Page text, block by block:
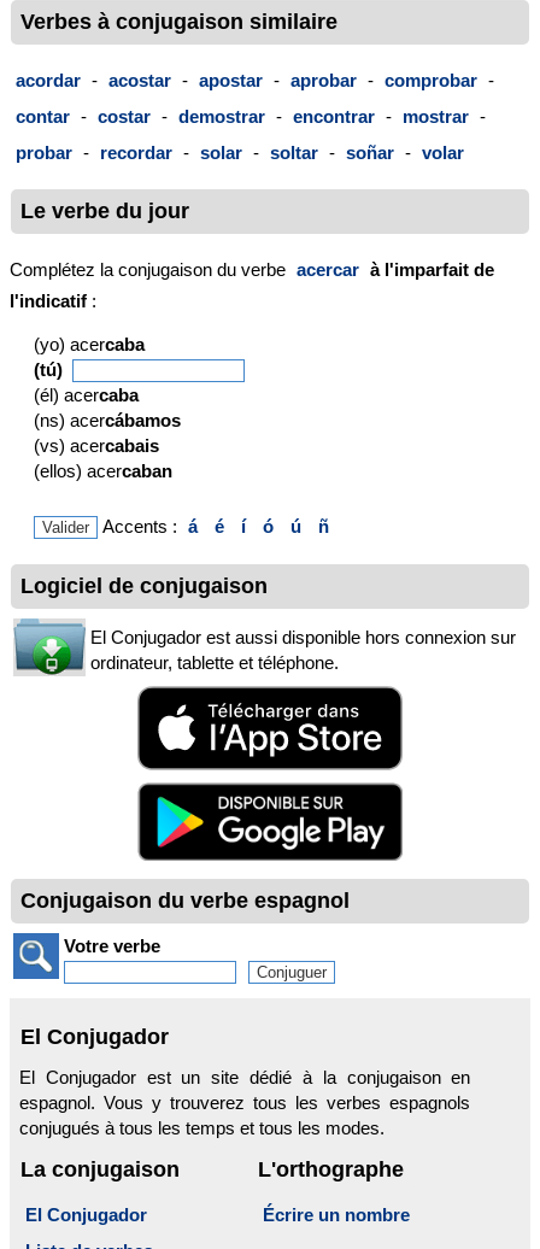
Verbes à conjugaison similaire
acordar - acostar - apostar - aprobar - comprobar -
contar - costar - demostrar - encontrar - mostrar -
probar - recordar - solar - soltar - soñar - volar
Le verbe du jour
Complétez la conjugaison du verbe acercar à l'imparfait de
l'indicatif :
(yo) acercaba
(tú)
(él) acercaba
(ns) acercábamos
(vs) acercabais
(ellos) acercaban
Accents : á é í ó ú ñ
Logiciel de conjugaison
El Conjugador est aussi disponible hors connexion sur
ordinateur, tablette et téléphone.
Conjugaison du verbe espagnol
Votre verbe
El Conjugador
El Conjugador est un site dédié à la conjugaison en
espagnol. Vous y trouverez tous les verbes espagnols
conjugués à tous les temps et tous les modes.
La conjugaison
El Conjugador
L'orthographe
Écrire un nombre